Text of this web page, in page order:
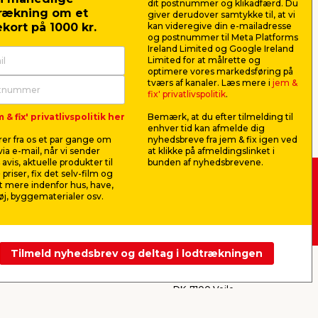
og nyde varmen, der hurtigt spreder
der stemning og hygge, som
behov
aftener i stuen eller
har brug for en større mængde
Køb i webshop
DK-7100 Vejle
om et
på 1000 kr.
& fix' privatlivspolitik her
fra os et par gange om
e-mail, når vi sender
aktuelle produkter til
priser, fix det selv-film og
mere indenfor hus, have,
byggematerialer osv.
dit postnummer og klikadfærd. Du
giver derudover samtykke til, at vi
kan videregive din e-mailadresse
og postnummer til Meta Platforms
Ireland Limited og Google Ireland
Limited for at målrette og
optimere vores markedsføring på
tværs af kanaler. Læs mere i jem &
fix' privatlivspolitik.
Bemærk, at du efter tilmelding til
enhver tid kan afmelde dig
nyhedsbreve fra jem & fix igen ved
at klikke på afmeldingslinket i
bunden af nyhedsbrevene.
Tilmeld nyhedsbrev og deltag i lodtrækningen